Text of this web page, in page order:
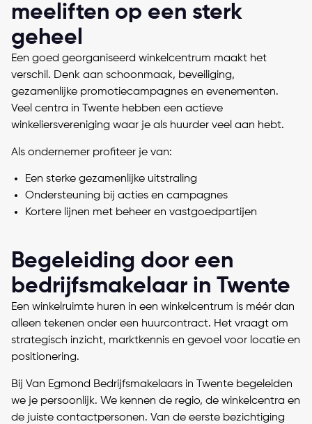
meeliften op een sterk
geheel
Een goed georganiseerd winkelcentrum maakt het
verschil. Denk aan schoonmaak, beveiliging,
gezamenlijke promotiecampagnes en evenementen.
Veel centra in Twente hebben een actieve
winkeliersvereniging waar je als huurder veel aan hebt.
Als ondernemer profiteer je van:
Een sterke gezamenlijke uitstraling
Ondersteuning bij acties en campagnes
Kortere lijnen met beheer en vastgoedpartijen
Begeleiding door een
bedrijfsmakelaar in Twente
Een winkelruimte huren in een winkelcentrum is méér dan
alleen tekenen onder een huurcontract. Het vraagt om
strategisch inzicht, marktkennis en gevoel voor locatie en
positionering.
Bij Van Egmond Bedrijfsmakelaars in Twente begeleiden
we je persoonlijk. We kennen de regio, de winkelcentra en
de juiste contactpersonen. Van de eerste bezichtiging